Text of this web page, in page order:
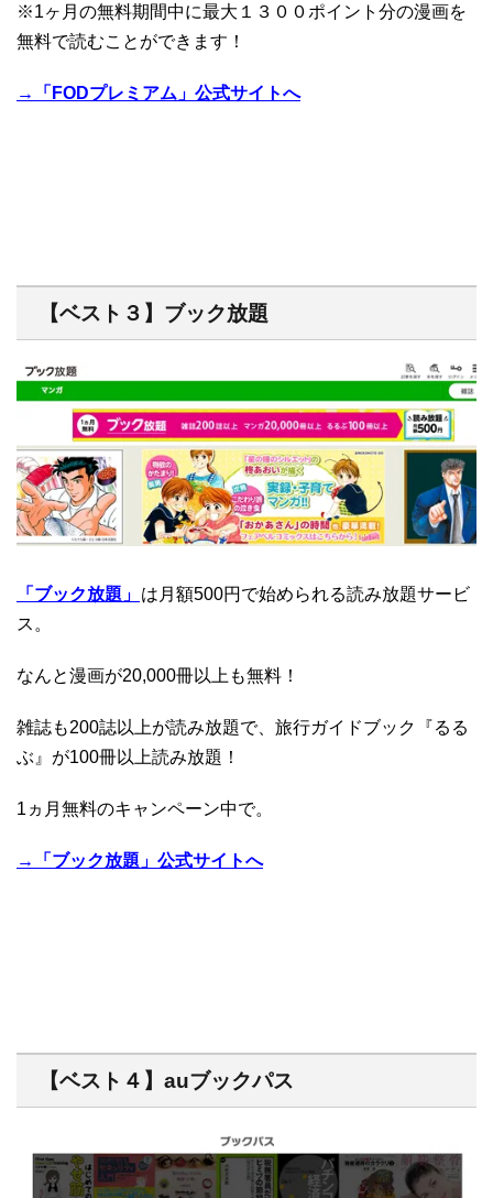
※1ヶ月の無料期間中に最大１３００ポイント分の漫画を
無料で読むことができます！
→「FODプレミアム」公式サイトへ
【ベスト３】ブック放題
「ブック放題」 は月額500円で始められる読み放題サービ
ス。
なんと漫画が20,000冊以上も無料！
雑誌も200誌以上が読み放題で、旅行ガイドブック『るる
ぶ』が100冊以上読み放題！
1ヵ月無料のキャンペーン中で。
→「ブック放題」公式サイトへ
【ベスト４】auブックパス